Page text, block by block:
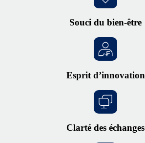
Souci du bien‑être
Esprit d’innovation
Clarté des échanges